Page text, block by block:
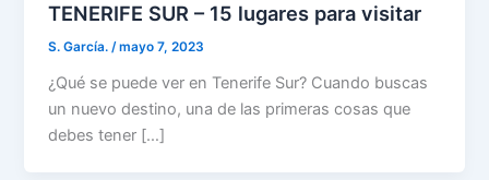
TENERIFE SUR – 15 lugares para visitar
S. García./mayo 7, 2023
¿Qué se puede ver en Tenerife Sur? Cuando buscas
un nuevo destino, una de las primeras cosas que
debes tener […]